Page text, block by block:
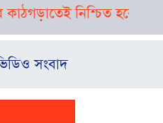
হবে, সব নৃশংসতার বিচার:
সংবাদ